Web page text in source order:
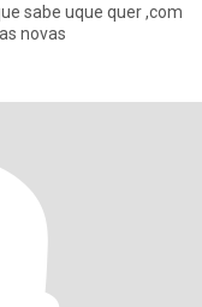
sabe uque quer ,com
novas